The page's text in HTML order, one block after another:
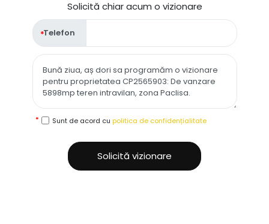
Solicită chiar acum o vizionare
Telefon
Sunt de acord cu politica de confidențialitate
Solicită vizionare